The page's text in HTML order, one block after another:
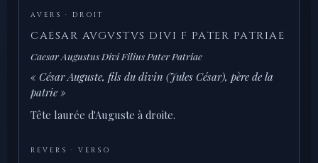
AVERS · DROIT
CAESAR AVGVSTVS DIVI F PATER PATRIAE
Caesar Augustus Divi Filius Pater Patriae
« César Auguste, fils du divin (Jules César), père de la
patrie »
Tête laurée d'Auguste à droite.
REVERS · VERSO